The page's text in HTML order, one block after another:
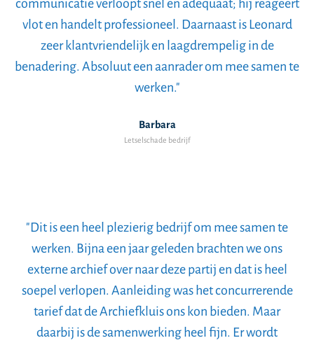
communicatie verloopt snel en adequaat; hij reageert
vlot en handelt professioneel. Daarnaast is Leonard
zeer klantvriendelijk en laagdrempelig in de
benadering. Absoluut een aanrader om mee samen te
werken."
Barbara
Letselschade bedrijf
"Dit is een heel plezierig bedrijf om mee samen te
werken. Bijna een jaar geleden brachten we ons
externe archief over naar deze partij en dat is heel
soepel verlopen. Aanleiding was het concurrerende
tarief dat de Archiefkluis ons kon bieden. Maar
daarbij is de samenwerking heel fijn. Er wordt